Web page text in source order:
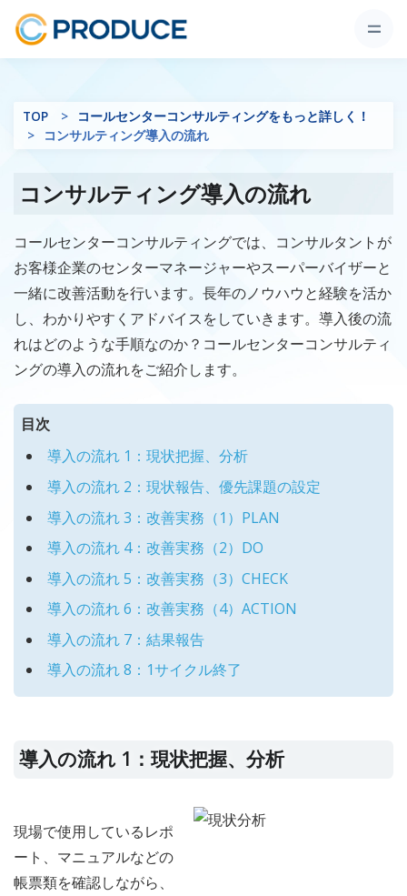
TOP
コールセンターコンサルティングをもっと詳しく！
コンサルティング導入の流れ
コンサルティング導入の流れ
コールセンターコンサルティングでは、コンサルタントが
お客様企業のセンターマネージャーやスーパーバイザーと
一緒に改善活動を行います。長年のノウハウと経験を活か
し、わかりやすくアドバイスをしていきます。導入後の流
れはどのような手順なのか？コールセンターコンサルティ
ングの導入の流れをご紹介します。
目次
導入の流れ 1：現状把握、分析
導入の流れ 2：現状報告、優先課題の設定
導入の流れ 3：改善実務（1）PLAN
導入の流れ 4：改善実務（2）DO
導入の流れ 5：改善実務（3）CHECK
導入の流れ 6：改善実務（4）ACTION
導入の流れ 7：結果報告
導入の流れ 8：1サイクル終了
導入の流れ 1：現状把握、分析
現場で使用しているレポ
ート、マニュアルなどの
帳票類を確認しながら、